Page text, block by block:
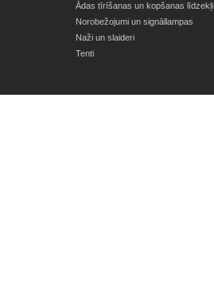
Ādas tīrīšanas un kopšanas līdzekļi
Norobežojumi un signāllampas
Naži un slaideri
Tenti